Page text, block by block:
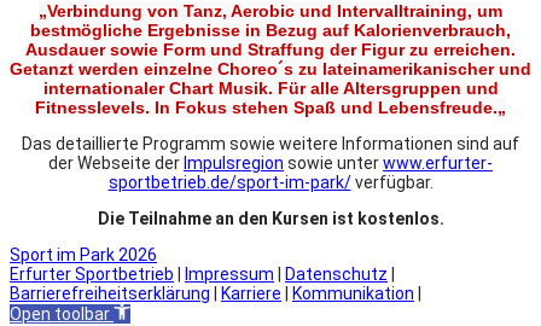
„Verbindung von Tanz, Aerobic und Intervalltraining, um
bestmögliche Ergebnisse in Bezug auf Kalorienverbrauch,
Ausdauer sowie Form und Straffung der Figur zu erreichen.
Getanzt werden einzelne Choreo´s zu lateinamerikanischer und
internationaler Chart Musik. Für alle Altersgruppen und
Fitnesslevels. In Fokus stehen Spaß und Lebensfreude.„
Das detaillierte Programm sowie weitere Informationen sind auf
der Webseite der Impulsregion sowie unterwww.erfurter-
sportbetrieb.de/sport-im-park/verfügbar.
Die Teilnahme an den Kursen ist kostenlos.
Sport im Park 2026
Erfurter Sportbetrieb
Impressum Datenschutz
Barrierefreiheitserklärung
Karriere Kommunikation
Open toolbar